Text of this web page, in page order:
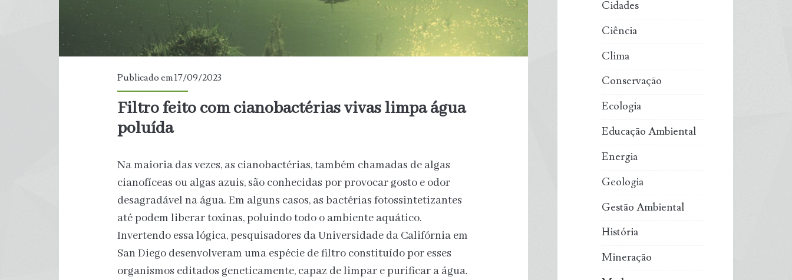
Publicado em 17/09/2023
Filtro feito com cianobactérias vivas limpa água
poluída
Na maioria das vezes, as cianobactérias, também chamadas de algas
cianofíceas ou algas azuis, são conhecidas por provocar gosto e odor
desagradável na água. Em alguns casos, as bactérias fotossintetizantes
até podem liberar toxinas, poluindo todo o ambiente aquático.
Invertendo essa lógica, pesquisadores da Universidade da Califórnia em
San Diego desenvolveram uma espécie de filtro constituído por esses
organismos editados geneticamente, capaz de limpar e purificar a água.
Cidades
Ciência
Clima
Conservação
Ecologia
Educação Ambiental
Energia
Geologia
Gestão Ambiental
História
Mineração